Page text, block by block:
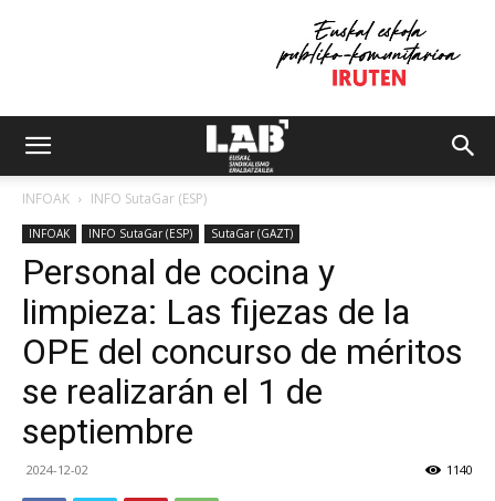
INFOAK INFO SutaGar (ESP)
INFOAK INFO SutaGar (ESP) SutaGar (GAZT)
Personal de cocina y
limpieza: Las fijezas de la
OPE del concurso de méritos
se realizarán el 1 de
septiembre
2024-12-02 1140